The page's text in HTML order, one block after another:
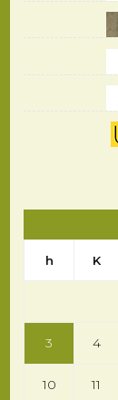
h K
3 4
10 11